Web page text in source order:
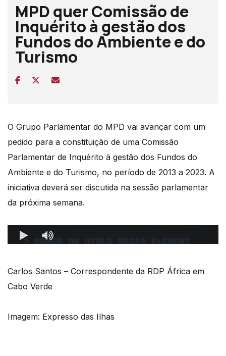
MPD quer Comissão de
Inquérito à gestão dos
Fundos do Ambiente e do
Turismo
O Grupo Parlamentar do MPD vai avançar com um
pedido para a constituição de uma Comissão
Parlamentar de Inquérito à gestão dos Fundos do
Ambiente e do Turismo, no período de 2013 a 2023. A
iniciativa deverá ser discutida na sessão parlamentar
da próxima semana.
Carlos Santos – Correspondente da RDP África em
Cabo Verde
Imagem: Expresso das Ilhas